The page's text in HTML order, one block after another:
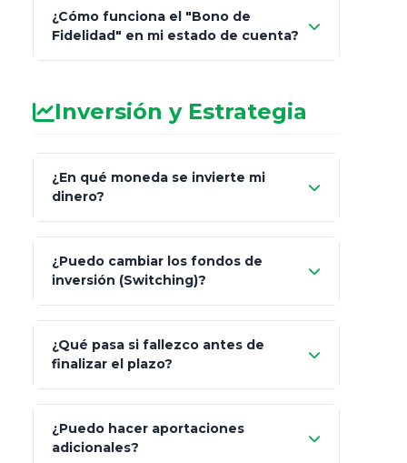
¿Cómo funciona el "Bono de
Fidelidad" en mi estado de cuenta?
Inversión y Estrategia
¿En qué moneda se invierte mi
dinero?
inflación), Dólares o Euros
¿Puedo cambiar los fondos de
inversión (Switching)?
"Switching" (cambio de fondos)
¿Qué pasa si fallezco antes de
finalizar el plazo?
100% a tus
beneficiarios designados
¿Puedo hacer aportaciones
adicionales?